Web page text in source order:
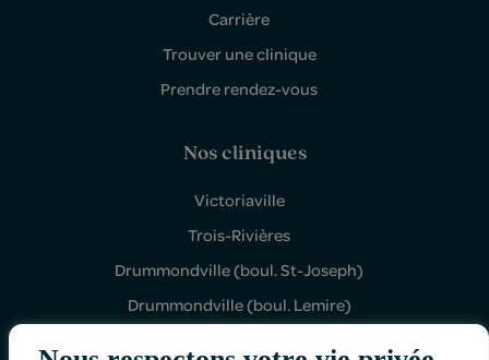
Carrière
Trouver une clinique
Prendre rendez-vous
Nos cliniques
Victoriaville
Trois-Rivières
Drummondville (boul. St-Joseph)
Drummondville (boul. Lemire)